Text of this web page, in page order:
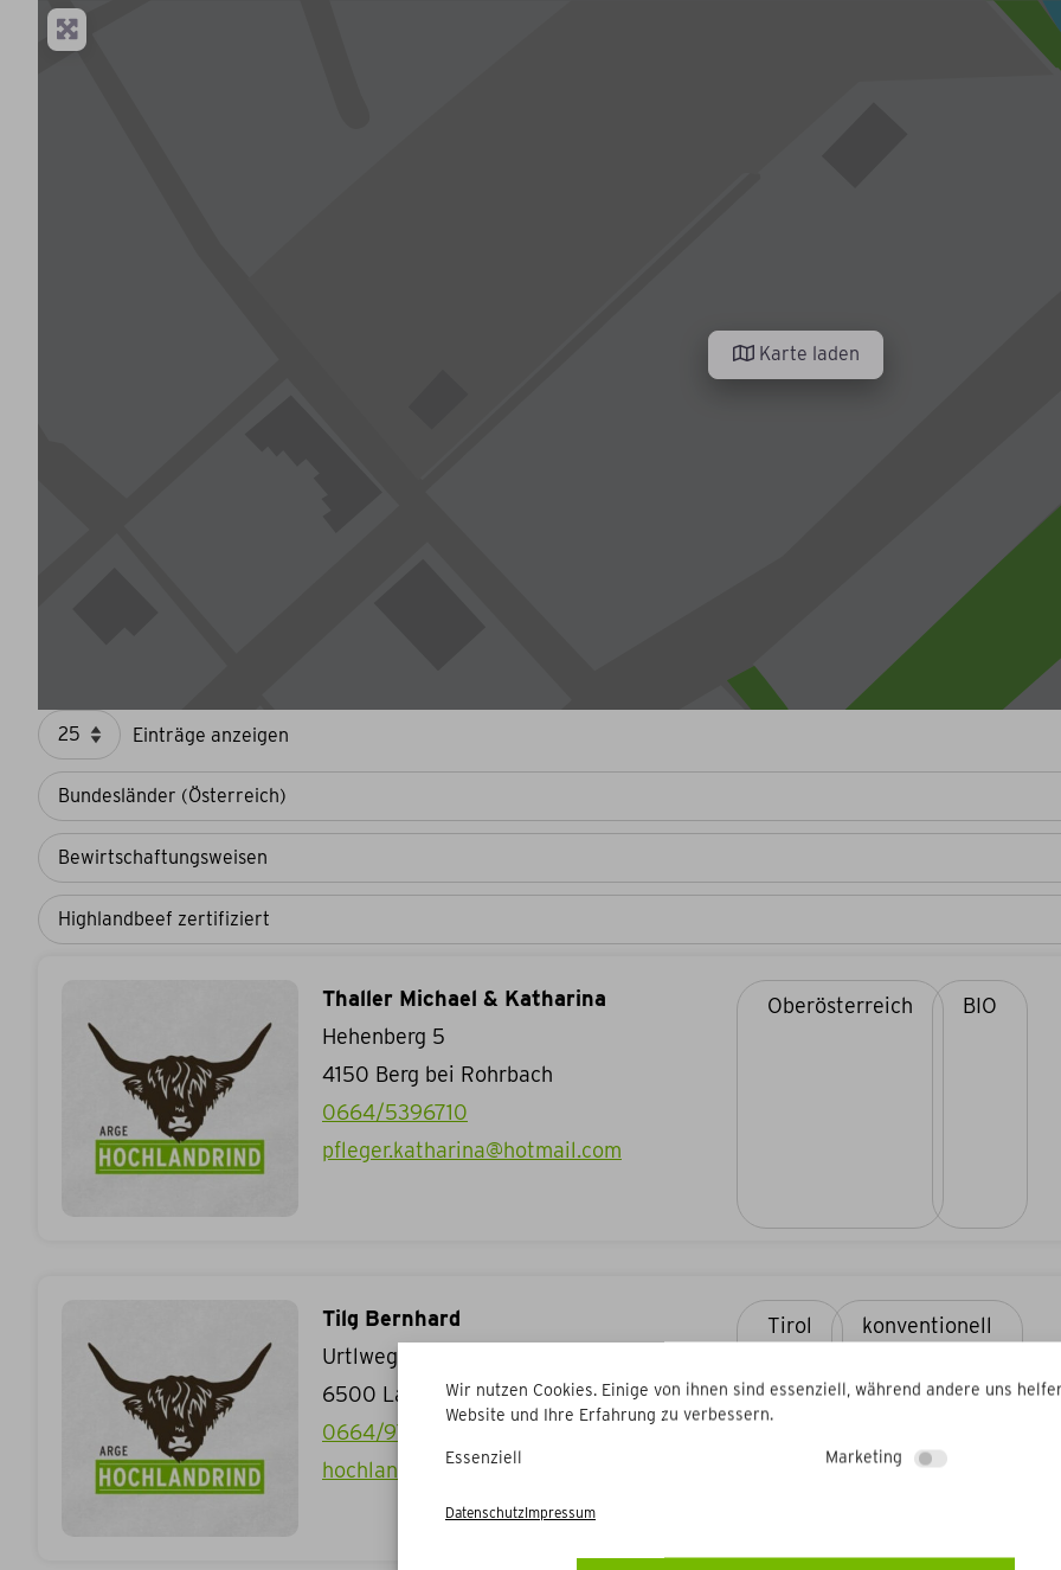
Wir nutzen Cookies. Einige von ihnen sind essenziell, während andere uns
Website und Ihre Erfahrung zu verbessern.
Essenziell Marketing
DatenschutzImpressum
Karte laden
Einträge anzeigen
Thaller Michael & Katharina
Hehenberg 5
4150 Berg bei Rohrbach
0664/5396710
pfleger.katharina@hotmail.com
Oberösterreich BIO
Tilg Bernhard
Urtlweg 36
6500 Landeck
0664/9734276
hochlandrinderzucht-tilg@gmx.at
Tirol konventionell